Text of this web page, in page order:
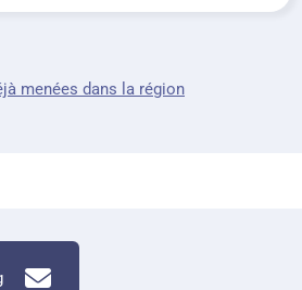
menées dans la région